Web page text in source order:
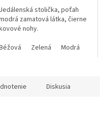
Jedálenská stolička, poťah
zamatová látka, čierne
nohy.
Zelená Modrá
Diskusia